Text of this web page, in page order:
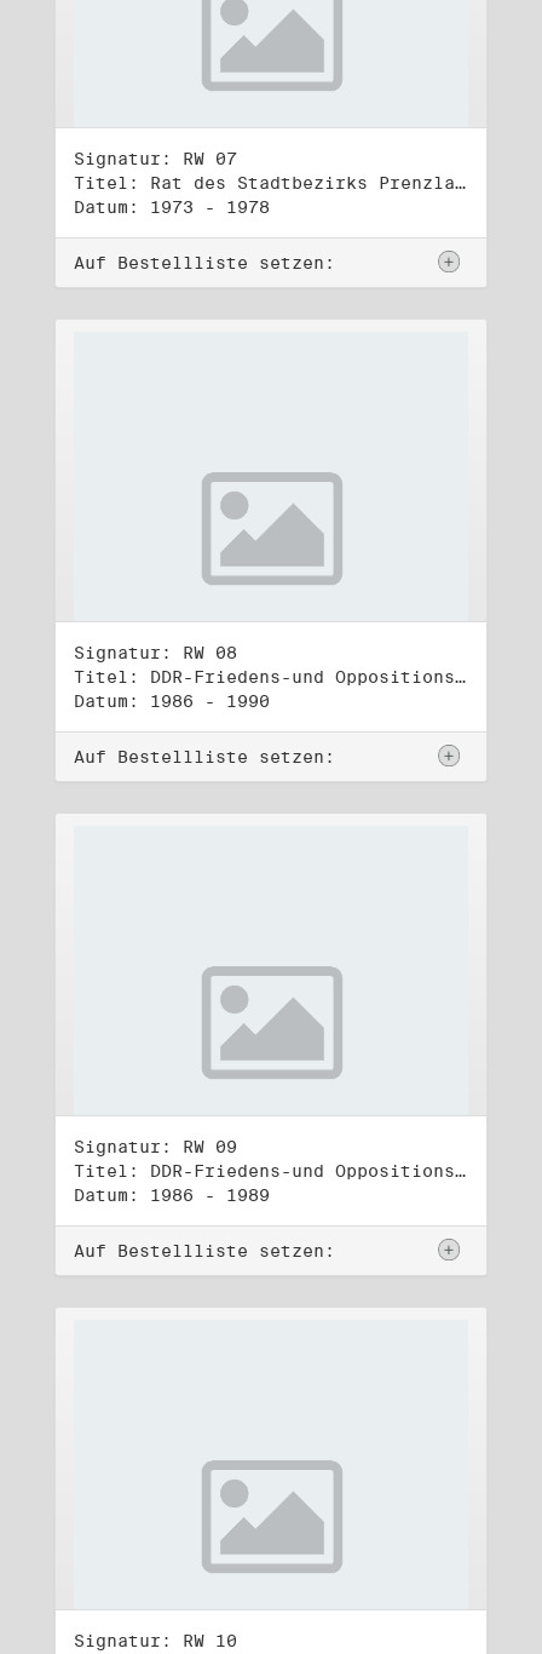
Signatur: RW 07
Titel: Rat des Stadtbezirks Prenzlauer Berg in Berlin
Datum: 1973 - 1978
Auf Bestellliste setzen:
Signatur: RW 08
Titel: DDR-Friedens-und Oppositionsbewegung (1)
Datum: 1986 - 1990
Auf Bestellliste setzen:
Signatur: RW 09
Titel: DDR-Friedens-und Oppositionsbewegung (2)
Datum: 1986 - 1989
Auf Bestellliste setzen:
Signatur: RW 10